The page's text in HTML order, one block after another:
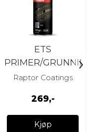
ETS
PRIMER/GRUNNING
Raptor Coatings
269,-
Kjøp
›